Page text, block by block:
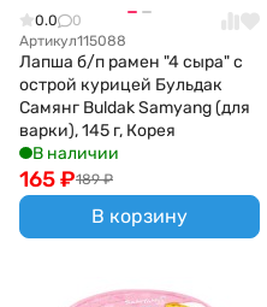
0.0
0
Артикул115088
Лапша б/п рамен "4 сыра" с
острой курицей Бульдак
Самянг Buldak Samyang (для
варки), 145 г, Корея
В наличии
189 ₽
165₽
В корзину